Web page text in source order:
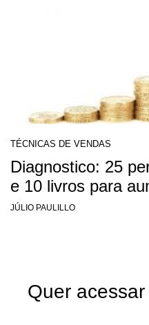
TÉCNICAS DE VENDAS
Diagnostico: 25
e 10 livros para
JÚLIO PAULILLO
Quer